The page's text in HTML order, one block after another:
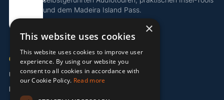
und dem Madeira Island Pass.
Island Pass entdecken
UNTERNEHMEN
Über uns
Partner
×
This website uses cookies
This website uses cookies to improve user
experience. By using our website you
consent to all cookies in accordance with
our Cookie Policy. Read more